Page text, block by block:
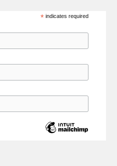
* indicates required